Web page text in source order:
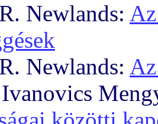
Newlands:
Newlands: